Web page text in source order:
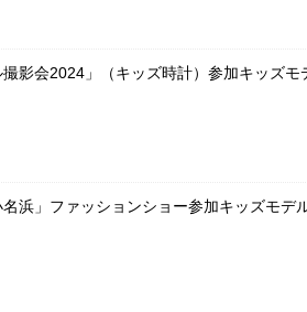
撮影会2024」（キッズ時計）参加キッズモ
名浜」ファッションショー参加キッズモデ